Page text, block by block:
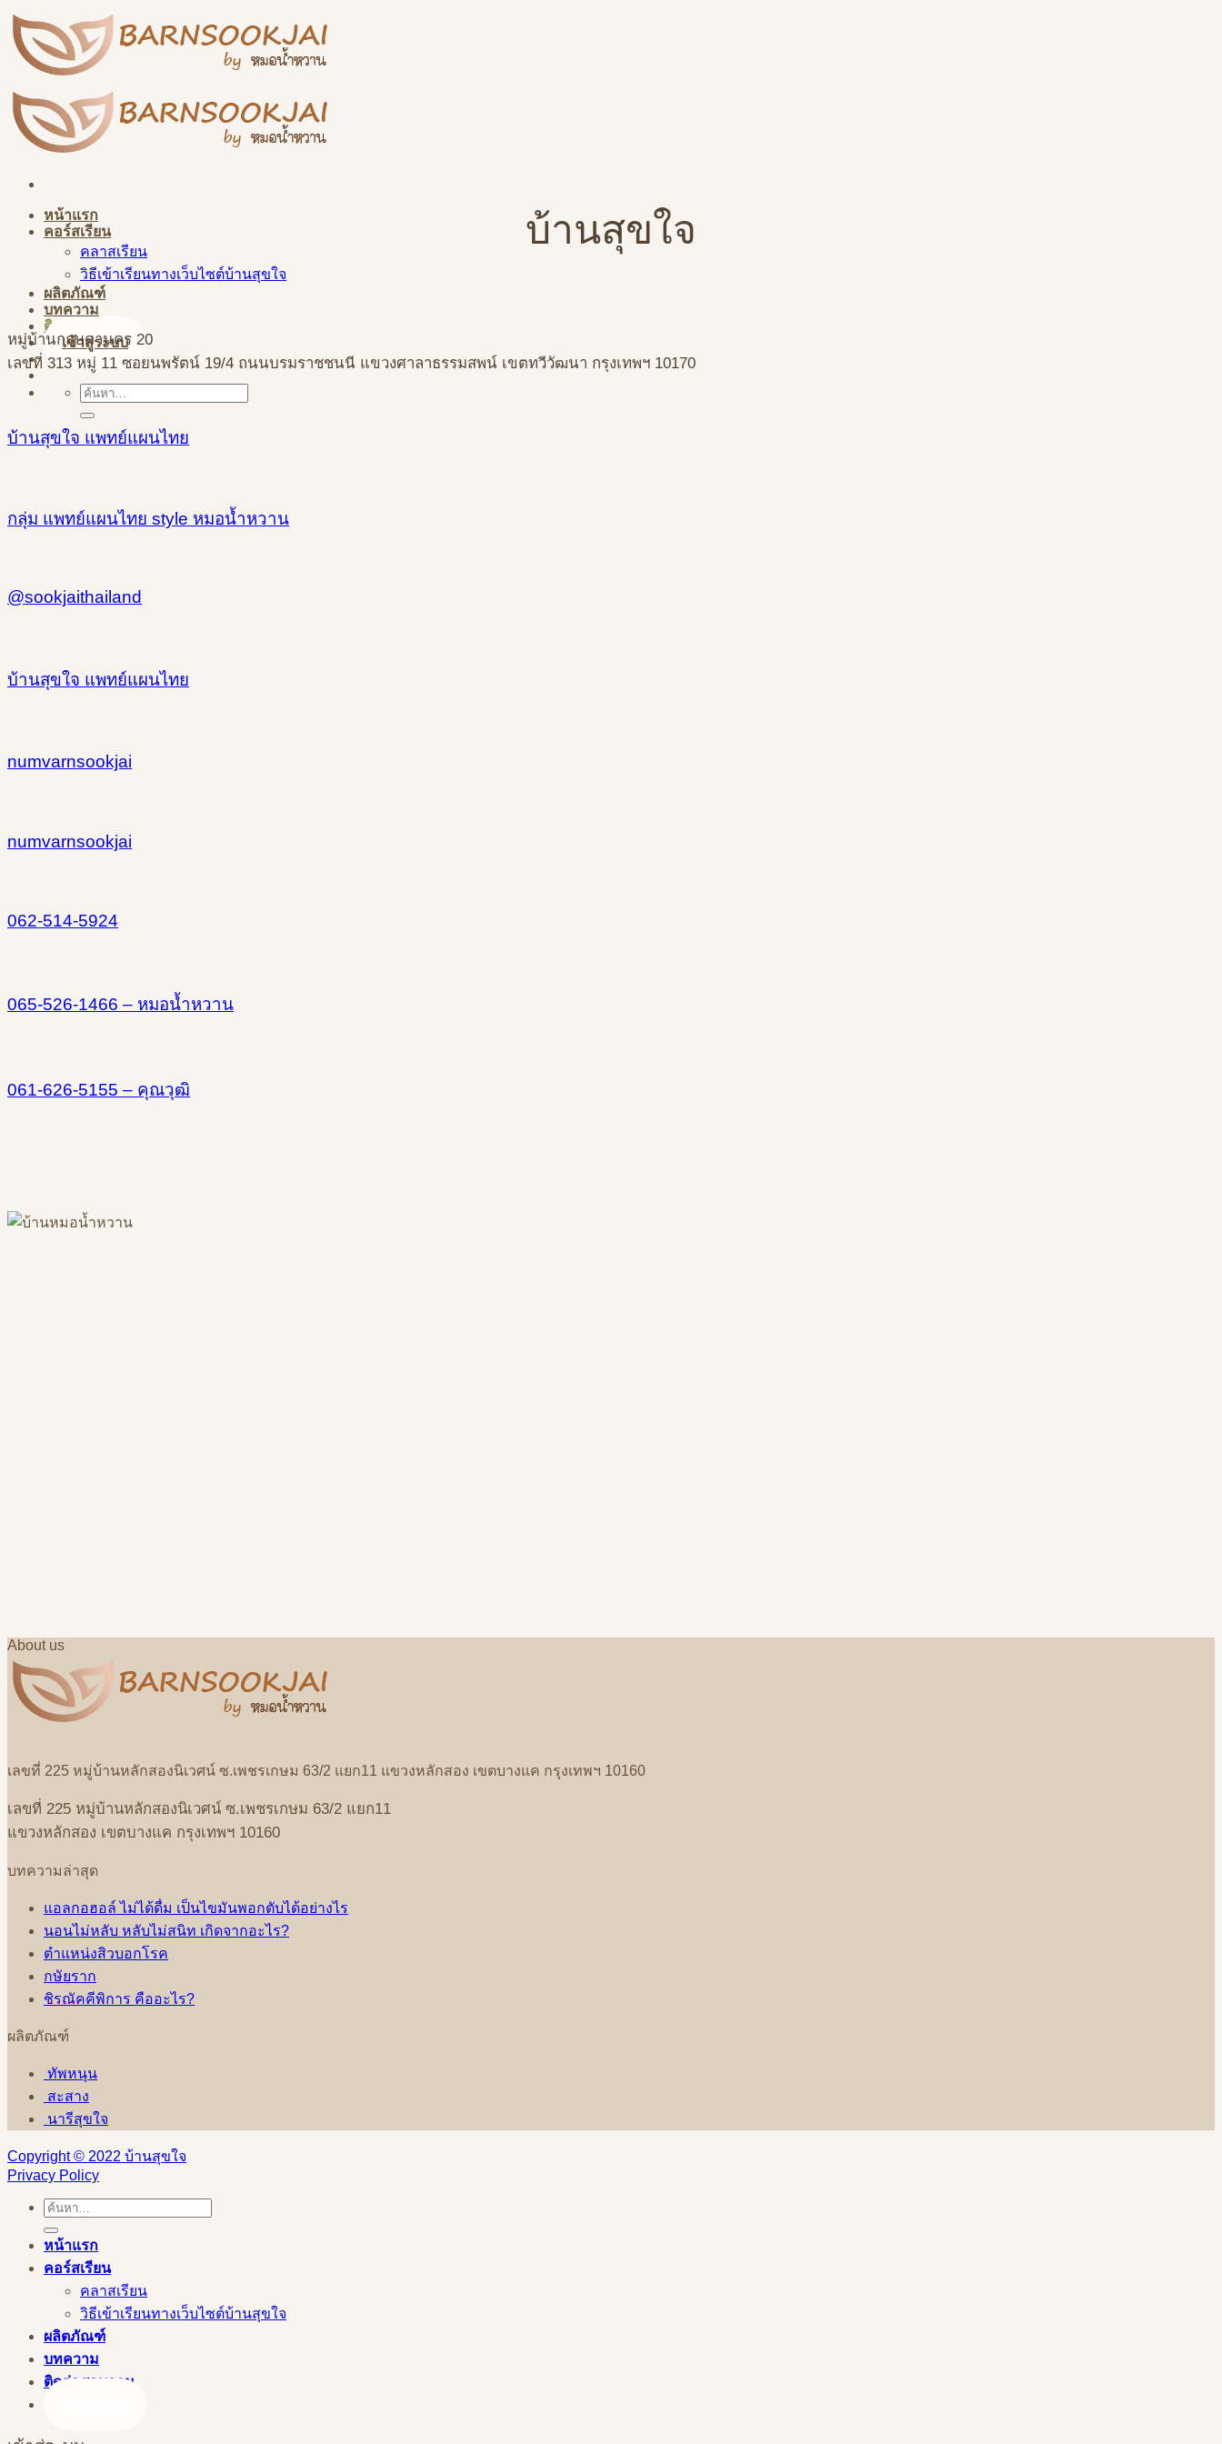
Skip
to
content
หน้าแรก
คอร์สเรียน
คลาสเรียน
วิธีเข้าเรียนทางเว็บไซต์บ้านสุขใจ
ผลิตภัณฑ์
บทความ
ติดต่อสอบถาม
เข้าสู่ระบบ
ค้นหา:
บ้านสุขใจ
หมู่บ้านกฤษดานคร 20
เลขที่ 313 หมู่ 11 ซอยนพรัตน์ 19/4 ถนนบรมราชชนนี แขวงศาลาธรรมสพน์ เขตทวีวัฒนา กรุงเทพฯ 10170
บ้านสุขใจ แพทย์แผนไทย
กลุ่ม แพทย์แผนไทย style หมอน้ำหวาน
@sookjaithailand
บ้านสุขใจ แพทย์แผนไทย
numvarnsookjai
numvarnsookjai
062-514-5924
065-526-1466 – หมอน้ำหวาน
061-626-5155 – คุณวุฒิ
About us
เลขที่ 225 หมู่บ้านหลักสองนิเวศน์ ซ.เพชรเกษม 63/2 แยก11 แขวงหลักสอง เขตบางแค กรุงเทพฯ 10160
เลขที่ 225 หมู่บ้านหลักสองนิเวศน์ ซ.เพชรเกษม 63/2 แยก11
แขวงหลักสอง เขตบางแค กรุงเทพฯ 10160
บทความล่าสุด
แอลกอฮอล์ ไม่ได้ดื่ม เป็นไขมันพอกตับได้อย่างไร
นอนไม่หลับ หลับไม่สนิท เกิดจากอะไร?
ตำแหน่งสิวบอกโรค
กษัยราก
ชิรณัคคีพิการ คืออะไร?
ผลิตภัณฑ์
ทัพหนุน
สะสาง
นารีสุขใจ
Copyright © 2022 บ้านสุขใจ
Privacy Policy
ค้นหา:
หน้าแรก
คอร์สเรียน
คลาสเรียน
วิธีเข้าเรียนทางเว็บไซต์บ้านสุขใจ
ผลิตภัณฑ์
บทความ
ติดต่อสอบถาม